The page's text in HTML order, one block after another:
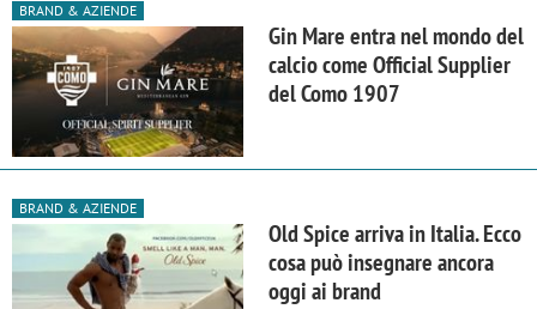
BRAND & AZIENDE
Gin Mare entra nel mondo del
calcio come Official Supplier
del Como 1907
BRAND & AZIENDE
Old Spice arriva in Italia. Ecco
cosa può insegnare ancora
oggi ai brand